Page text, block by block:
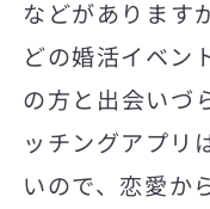
などがあります
どの婚活イベン
の方と出会いづ
ッチングアプリ
いので、恋愛か